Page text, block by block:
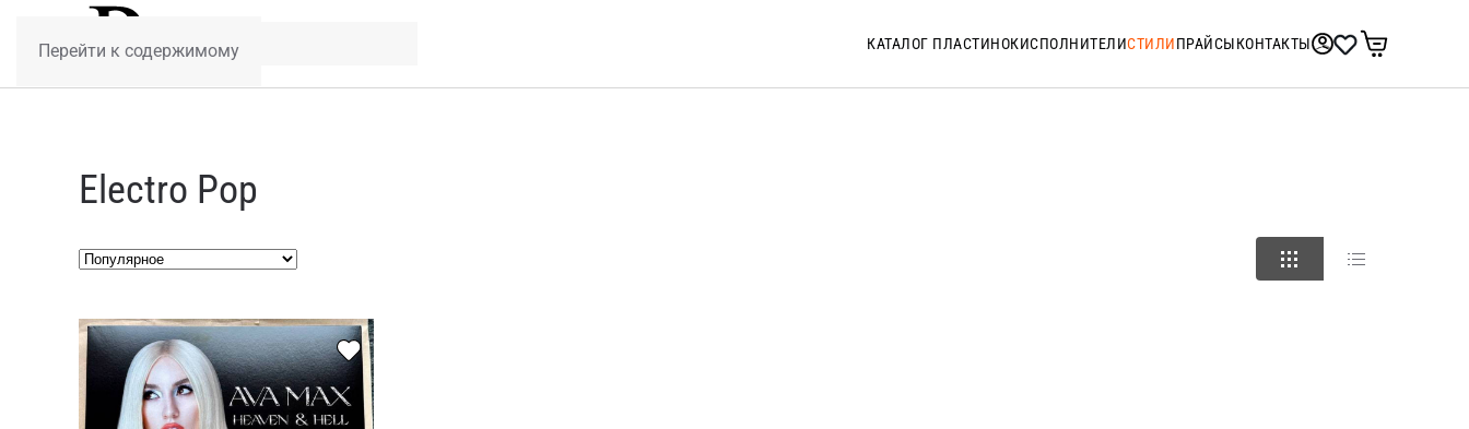
Перейти к содержимому КАТАЛОГ ПЛАСТИНОКИСПОЛНИТЕЛИСТИЛИПРАЙСЫКОНТАКТЫ
Electro Pop